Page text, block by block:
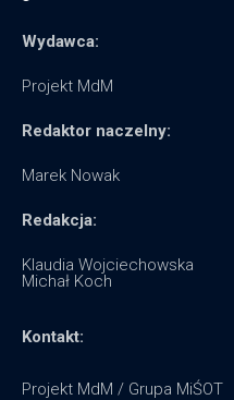
Wydawca:
Projekt MdM
Redaktor naczelny:
Marek Nowak
Redakcja:
Klaudia Wojciechowska
Michał Koch
Kontakt:
Projekt MdM / Grupa MiŚOT